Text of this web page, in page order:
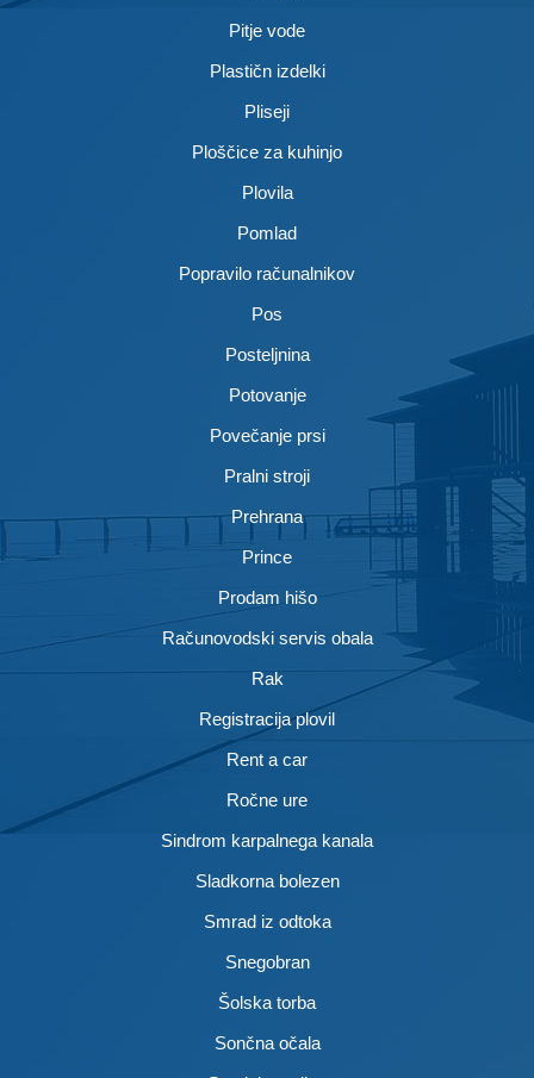
Pitje vode
Plastičn izdelki
Pliseji
Ploščice za kuhinjo
Plovila
Pomlad
Popravilo računalnikov
Pos
Posteljnina
Potovanje
Povečanje prsi
Pralni stroji
Prehrana
Prince
Prodam hišo
Računovodski servis obala
Rak
Registracija plovil
Rent a car
Ročne ure
Sindrom karpalnega kanala
Sladkorna bolezen
Smrad iz odtoka
Snegobran
Šolska torba
Sončna očala